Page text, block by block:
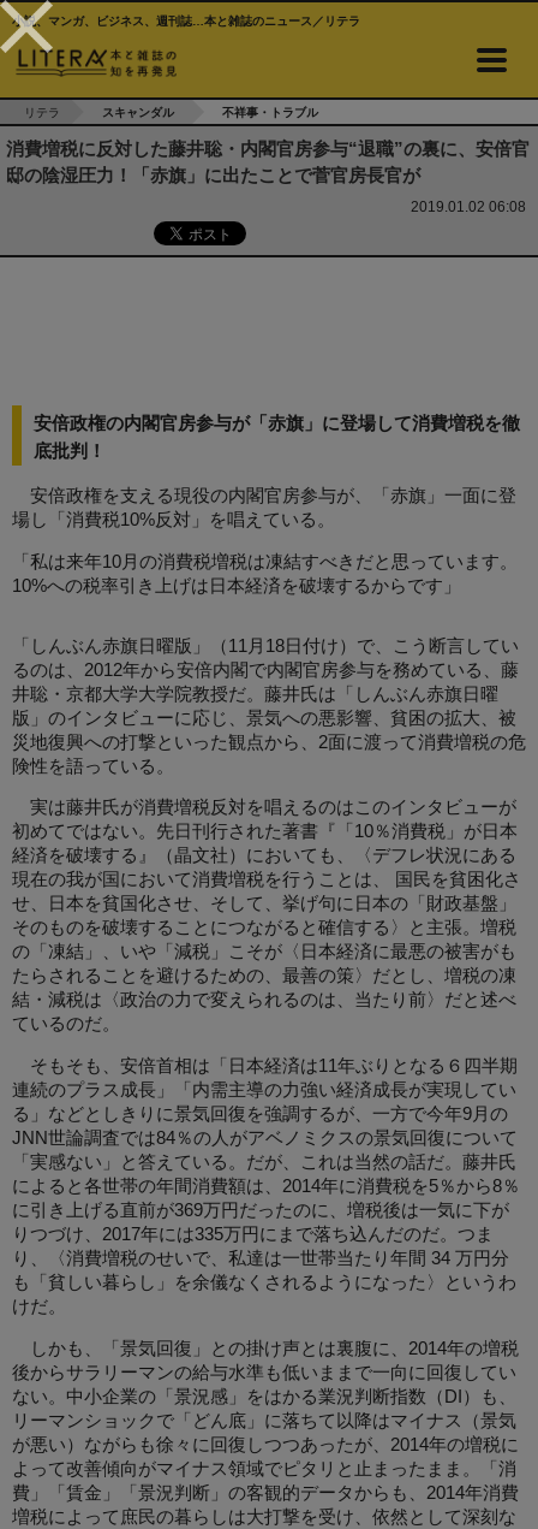
小説、マンガ、ビジネス、週刊誌…本と雑誌のニュース／リテラ
リテラ スキャンダル 不祥事・トラブル
消費増税に反対した藤井聡・内閣官房参与“退職”の裏に、安倍官
邸の陰湿圧力！「赤旗」に出たことで菅官房長官が
2019.01.02 06:08
安倍政権の内閣官房参与が「赤旗」に登場して消費増税を徹
底批判！
安倍政権を支える現役の内閣官房参与が、「赤旗」一面に登
場し「消費税10%反対」を唱えている。
「私は来年10月の消費税増税は凍結すべきだと思っています。
10%への税率引き上げは日本経済を破壊するからです」
「しんぶん赤旗日曜版」（11月18日付け）で、こう断言してい
るのは、2012年から安倍内閣で内閣官房参与を務めている、藤
井聡・京都大学大学院教授だ。藤井氏は「しんぶん赤旗日曜
版」のインタビューに応じ、景気への悪影響、貧困の拡大、被
災地復興への打撃といった観点から、2面に渡って消費増税の危
険性を語っている。
実は藤井氏が消費増税反対を唱えるのはこのインタビューが
初めてではない。先日刊行された著書『「10％消費税」が日本
経済を破壊する』（晶文社）においても、〈デフレ状況にある
現在の我が国において消費増税を行うことは、 国民を貧困化さ
せ、日本を貧国化させ、そして、挙げ句に日本の「財政基盤」
そのものを破壊することにつながると確信する〉と主張。増税
の「凍結」、いや「減税」こそが〈日本経済に最悪の被害がも
たらされることを避けるための、最善の策〉だとし、増税の凍
結・減税は〈政治の力で変えられるのは、当たり前〉だと述べ
ているのだ。
そもそも、安倍首相は「日本経済は11年ぶりとなる６四半期
連続のプラス成長」「内需主導の力強い経済成長が実現してい
る」などとしきりに景気回復を強調するが、一方で今年9月の
JNN世論調査では84％の人がアベノミクスの景気回復について
「実感ない」と答えている。だが、これは当然の話だ。藤井氏
によると各世帯の年間消費額は、2014年に消費税を5％から8％
に引き上げる直前が369万円だったのに、増税後は一気に下が
りつづけ、2017年には335万円にまで落ち込んだのだ。つま
り、〈消費増税のせいで、私達は一世帯当たり年間 34 万円分
も「貧しい暮らし」を余儀なくされるようになった〉というわ
けだ。
しかも、「景気回復」との掛け声とは裏腹に、2014年の増税
後からサラリーマンの給与水準も低いままで一向に回復してい
ない。中小企業の「景況感」をはかる業況判断指数（DI）も、
リーマンショックで「どん底」に落ちて以降はマイナス（景気
が悪い）ながらも徐々に回復しつつあったが、2014年の増税に
よって改善傾向がマイナス領域でピタリと止まったまま。「消
費」「賃金」「景況判断」の客観的データからも、2014年消費
増税によって庶民の暮らしは大打撃を受け、依然として深刻な